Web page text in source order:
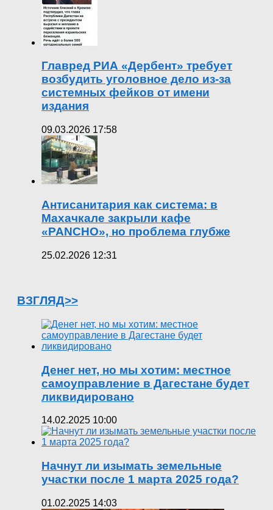
Главред РИА «Дербент» требует
возбудить уголовное дело из-за
системных фейков от имени
издания
09.03.2026 17:58
Антисанитария как система: в
Махачкале закрыли кафе
«PANCHO», но проблема глубже
25.02.2026 12:31
ВЗГЛЯД>>
Денег нет, но мы хотим: местное
самоуправление в Дагестане будет
ликвидировано
14.02.2025 10:00
Начнут ли изымать земельные
участки после 1 марта 2025 года?
01.02.2025 14:03